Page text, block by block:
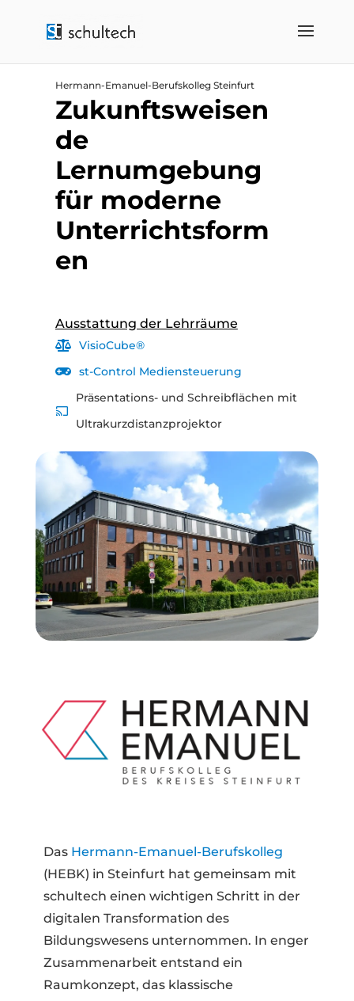
Hermann-Emanuel-Berufskolleg Steinfurt
Zukunftsweisen
de
Lernumgebung
für moderne
Unterrichtsform
en
Ausstattung der Lehrräume
 VisioCube®
 st-Control Mediensteuerung

Präsentations- und Schreibflächen mit
Ultrakurzdistanzprojektor
Das Hermann-Emanuel-Berufskolleg
(HEBK) in Steinfurt hat gemeinsam mit
schultech einen wichtigen Schritt in der
digitalen Transformation des
Bildungswesens unternommen. In enger
Zusammenarbeit entstand ein
Raumkonzept, das klassische